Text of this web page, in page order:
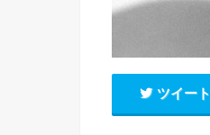
ツイート